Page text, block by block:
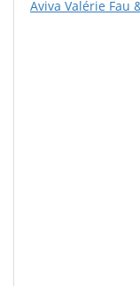
Aviva Valérie Fau